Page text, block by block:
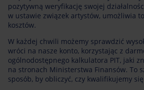
pozytywną weryfikację swojej
w ustawie związek artystów, umożliwia
kosztów.
W każdej chwili możemy sprawdzić
wróci na nasze konto, korzystając z
ogólnodostępnego kalkulatora PIT, jaki
na stronach Ministerstwa Finansów. To
sposób, by obliczyć, czy kwalifikujemy